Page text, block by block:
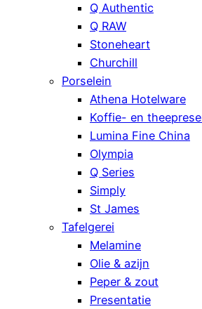
Q Authentic
Q RAW
Stoneheart
Churchill
Porselein
Athena Hotelware
Koffie- en
Lumina Fine China
Olympia
Q Series
Simply
St James
Tafelgerei
Melamine
Olie & azijn
Peper & zout
Presentatie